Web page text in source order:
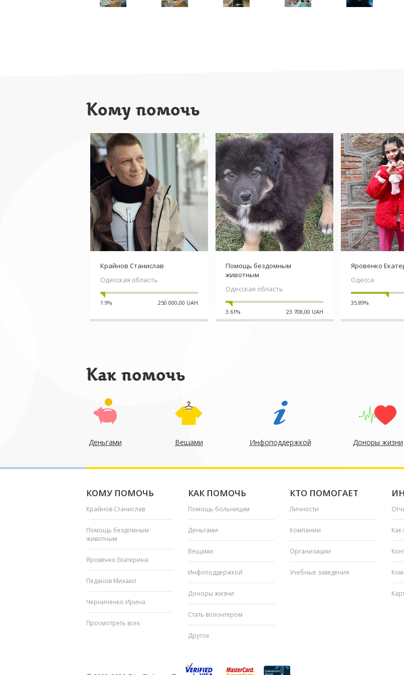
Кому помочь
Крайнов Станислав
Одесская область
1.9% 250 000,00 UAH
Помощь бездомным
животным
Одесская область
3.61% 23 708,00 UAH
Яровенко
Одесса
35.89%
Как помочь
Деньгами Вещами Инфоподдержкой Доноры жизни
КОМУ ПОМОЧЬ
Крайнов Станислав
Помощь бездомным
животным
Яровенко Екатерина
Педанов Михаил
Черниченко Ирина
Просмотреть всех
КАК ПОМОЧЬ
Помощь больницам
Деньгами
Вещами
Инфоподдержкой
Доноры жизни
Стать волонтером
Другое
КТО ПОМОГАЕТ
Личности
Компании
Организации
Учебные заведения